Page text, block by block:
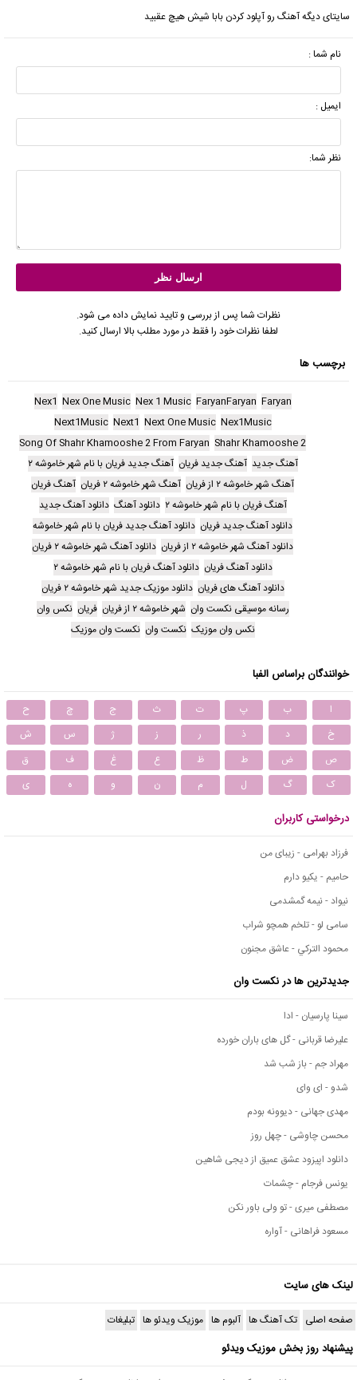
سایتای دیگه آهنگ رو آپلود کردن بابا شیش هیچ عقبید
نام شما :
ایمیل :
نظر شما:
نظرات شما پس از بررسی و تایید نمایش داده می شود.
لطفا نظرات خود را فقط در مورد مطلب بالا ارسال کنید.
برچسب ها
Faryan
FaryanFaryan
Nex 1 Music
Nex One Music
Nex1
Nex1Music
Next One Music
Next1
Next1Music
Shahr Khamooshe 2
Song Of Shahr Khamooshe 2 From Faryan
آهنگ جدید آهنگ جدید فریان آهنگ جدید فریان با نام شهر خاموشه ۲
آهنگ شهر خاموشه ۲ از فریان
آهنگ شهر خاموشه ۲ فریان
آهنگ فریان
آهنگ فریان با نام شهر خاموشه ۲ دانلود آهنگ دانلود آهنگ جدید
دانلود آهنگ جدید فریان دانلود آهنگ جدید فریان با نام شهر خاموشه
دانلود آهنگ شهر خاموشه ۲ از فریان
دانلود آهنگ شهر خاموشه ۲ فریان
دانلود آهنگ فریان دانلود آهنگ فریان با نام شهر خاموشه ۲
دانلود آهنگ های فریان دانلود موزیک جدید شهر خاموشه ۲ فریان
رسانه موسیقی نکست وان شهر خاموشه ۲ از فریان فریان نکس وان
نکس وان موزیک نکست وان نکست وان موزیک
خوانندگان براساس الفبا
ا ب پ ت ث ج چ
ح
خ
د ذ ر ز ژ س
ش
ص
ض ط ظ ع غ ف
ق
ک
گ ل م ن و ه ی
درخواستی کاربران
فرزاد بهرامی - زیبای من
حامیم - یکیو دارم
نیواد - نیمه گمشدمی
سامی لو - تلخم همچو شراب
محمود التركي - عاشق مجنون
جدیدترین ها در نکست وان
سینا پارسیان - ادا
علیرضا قربانی - گل های باران خورده
مهراد جم - باز شب شد
شدو - ای وای
مهدی جهانی - دیوونه بودم
محسن چاوشی - چهل روز
دانلود اپیزود عشق عمیق از دیجی شاهین
یونس فرجام - چشمات
مصطفی میری - تو ولی باور نکن
مسعود فراهانی - آواره
لینک های سایت
صفحه اصلی تک آهنگ ها آلبوم ها موزیک ویدئو ها تبلیغات
پیشنهاد روز بخش موزیک ویدئو